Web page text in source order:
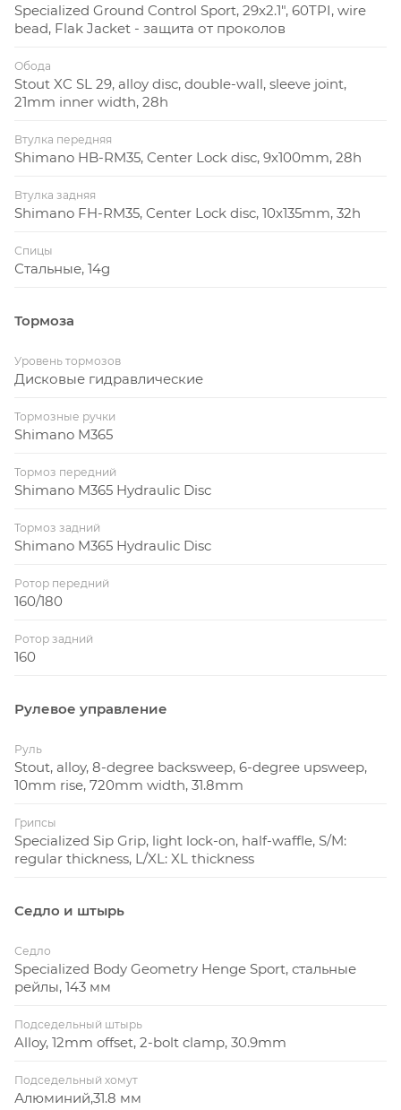
Specialized Ground Control Sport, 29x2.1", 60TPI, wire
bead, Flak Jacket - защита от проколов
Обода
Stout XC SL 29, alloy disc, double-wall, sleeve joint,
21mm inner width, 28h
Втулка передняя
Shimano HB-RM35, Center Lock disc, 9x100mm, 28h
Втулка задняя
Shimano FH-RM35, Center Lock disc, 10x135mm, 32h
Спицы
Стальные, 14g
Тормоза
Уровень тормозов
Дисковые гидравлические
Тормозные ручки
Shimano M365
Тормоз передний
Shimano M365 Hydraulic Disc
Тормоз задний
Shimano M365 Hydraulic Disc
Ротор передний
160/180
Ротор задний
160
Рулевое управление
Руль
Stout, alloy, 8-degree backsweep, 6-degree upsweep,
10mm rise, 720mm width, 31.8mm
Грипсы
Specialized Sip Grip, light lock-on, half-waffle, S/M:
regular thickness, L/XL: XL thickness
Седло и штырь
Седло
Specialized Body Geometry Henge Sport, стальные
рейлы, 143 мм
Подседельный штырь
Alloy, 12mm offset, 2-bolt clamp, 30.9mm
Подседельный хомут
Алюминий,31.8 мм